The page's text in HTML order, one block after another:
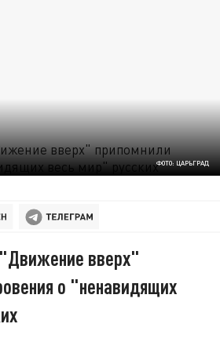
ФОТО: ЦАРЬГРАД
вверх"
о "ненавидящих